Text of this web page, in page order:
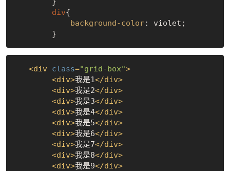
div{
background-color: violet;
<div class="grid-box">
<div>我是1</div>
<div>我是2</div>
<div>我是3</div>
<div>我是4</div>
<div>我是5</div>
<div>我是6</div>
<div>我是7</div>
<div>我是8</div>
<div>我是9</div>